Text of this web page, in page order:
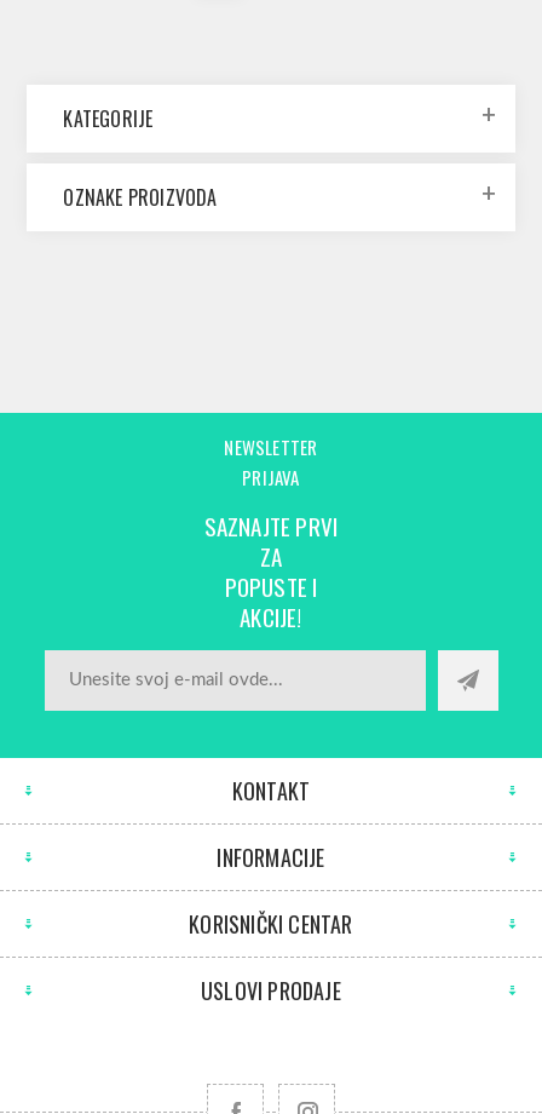
KATEGORIJE
OZNAKE PROIZVODA
NEWSLETTER
PRIJAVA
SAZNAJTE PRVI
ZA
POPUSTE I
AKCIJE!
KONTAKT
INFORMACIJE
KORISNIČKI CENTAR
USLOVI PRODAJE